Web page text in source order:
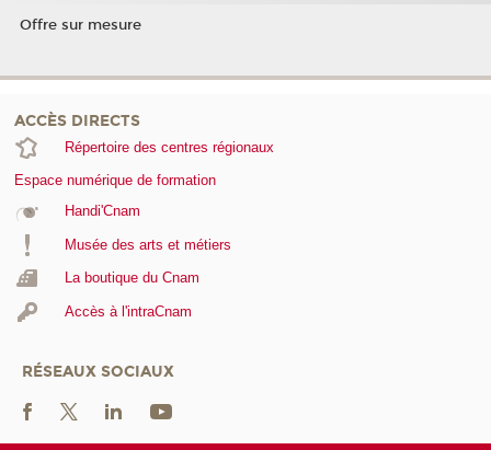
Offre sur mesure
ACCÈS DIRECTS
Répertoire des centres régionaux
Espace numérique de formation
Handi'Cnam
Musée des arts et métiers
La boutique du Cnam
Accès à l'intraCnam
RÉSEAUX SOCIAUX